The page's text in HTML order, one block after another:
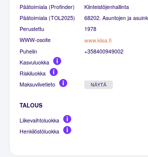
Päätoimiala (Profinder)
Kiinteistöjenhallinta
Päätoimiala (TOL2025)
68202. Asuntojen ja
Perustettu
1978
WWW-osoite
www.kiisa.fi
Puhelin
+358400949002
Kasvuluokka
Riskiluokka
Maksuviivetieto
NÄYTÄ
TALOUS
Liikevaihtoluokka
Henkilöstöluokka